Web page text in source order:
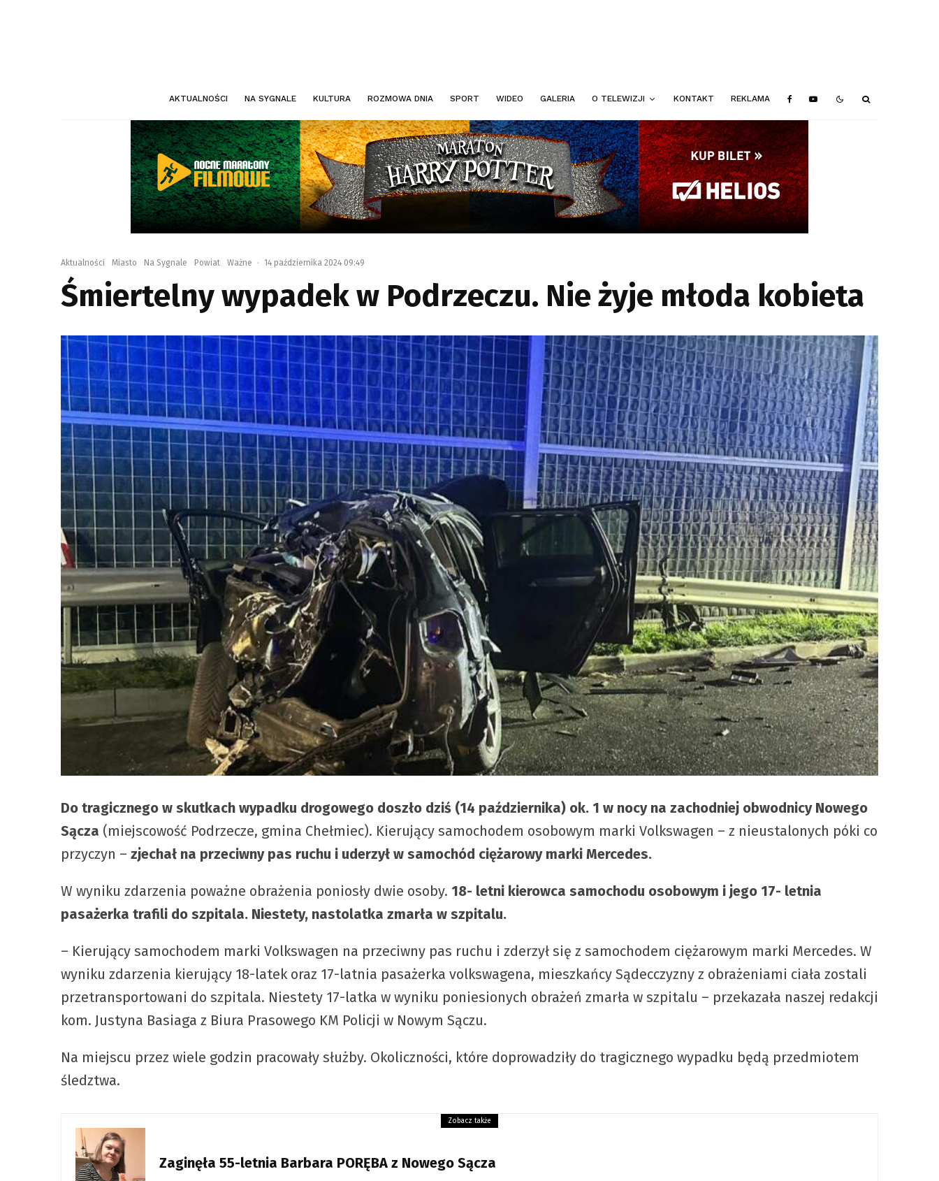
AKTUALNOŚCI NA SYGNALE KULTURA ROZMOWA DNIA SPORT WIDEO GALERIA O TELEWIZJI KONTAKT REKLAMA
Aktualności Miasto Na Sygnale Powiat Ważne · 14 października 2024 09:49
Śmiertelny wypadek w Podrzeczu. Nie żyje młoda kobieta
Do tragicznego w skutkach wypadku drogowego doszło dziś (14 października) ok. 1 w nocy na zachodniej obwodnicy Nowego
Sącza (miejscowość Podrzecze, gmina Chełmiec). Kierujący samochodem osobowym marki Volkswagen – z nieustalonych póki co
przyczyn – zjechał na przeciwny pas ruchu i uderzył w samochód ciężarowy marki Mercedes.
W wyniku zdarzenia poważne obrażenia poniosły dwie osoby. 18- letni kierowca samochodu osobowym i jego 17- letnia
pasażerka trafili do szpitala. Niestety, nastolatka zmarła w szpitalu.
– Kierujący samochodem marki Volkswagen na przeciwny pas ruchu i zderzył się z samochodem ciężarowym marki Mercedes. W
wyniku zdarzenia kierujący 18-latek oraz 17-latnia pasażerka volkswagena, mieszkańcy Sądecczyzny z obrażeniami ciała zostali
przetransportowani do szpitala. Niestety 17-latka w wyniku poniesionych obrażeń zmarła w szpitalu – przekazała naszej redakcji
kom. Justyna Basiaga z Biura Prasowego KM Policji w Nowym Sączu.
Na miejscu przez wiele godzin pracowały służby. Okoliczności, które doprowadziły do tragicznego wypadku będą przedmiotem
śledztwa.
Zobacz także
Zaginęła 55-letnia Barbara PORĘBA z Nowego Sącza